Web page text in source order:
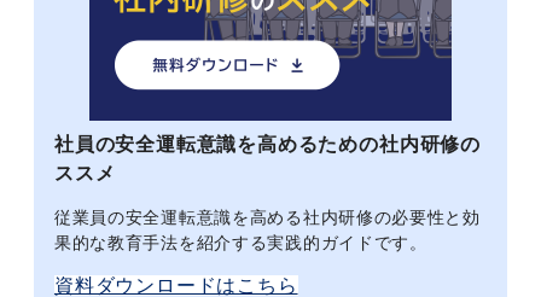
社員の安全運転意識を高めるための社内研修の
ススメ
従業員の安全運転意識を高める社内研修の必要性と効
果的な教育手法を紹介する実践的ガイドです。
資料ダウンロードはこちら